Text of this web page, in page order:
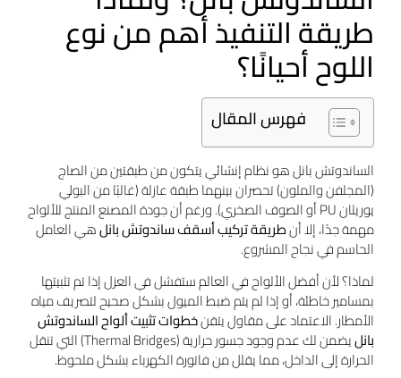
طريقة التنفيذ أهم من نوع
اللوح أحيانًا؟
فهرس المقال
الساندوتش بانل هو نظام إنشائي يتكون من طبقتين من الصاج
(المجلفن والملون) تحصران بينهما طبقة عازلة (غالبًا من البولي
يوريثان PU أو الصوف الصخري). ورغم أن جودة المصنع المنتج للألواح
مهمة جدًا، إلا أنطريقة تركيب أسقف ساندوتش بانلهي العامل
الحاسم في نجاح المشروع.
لماذا؟ لأن أفضل الألواح في العالم ستفشل في العزل إذا تم تثبيتها
بمسامير خاطئة، أو إذا لم يتم ضبط الميول بشكل صحيح لتصريف مياه
الأمطار. الاعتماد على مقاول يتقنخطوات تثبيت ألواح الساندوتش
بانل يضمن لك عدم وجود جسور حرارية (Thermal Bridges) التي تنقل
الحرارة إلى الداخل، مما يقلل من فاتورة الكهرباء بشكل ملحوظ.